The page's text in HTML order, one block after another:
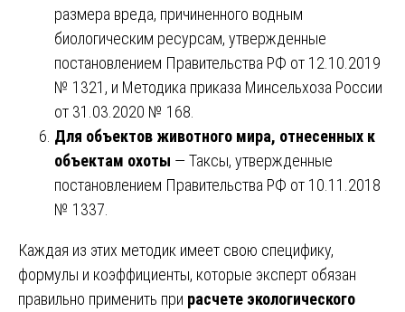
размера вреда, причиненного водным
биологическим ресурсам, утвержденные
постановлением Правительства РФ от 12.10.2019
№ 1321, и Методика приказа Минсельхоза России
от 31.03.2020 № 168.
Для объектов животного мира, отнесенных к
объектам охоты — Таксы, утвержденные
постановлением Правительства РФ от 10.11.2018
№ 1337.
Каждая из этих методик имеет свою специфику,
формулы и коэффициенты, которые эксперт обязан
правильно применить при расчете экологического